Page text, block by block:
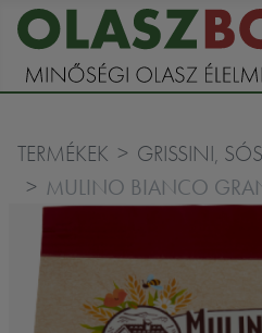
TERMÉKEK GRISSINI,
MULINO BIANCO